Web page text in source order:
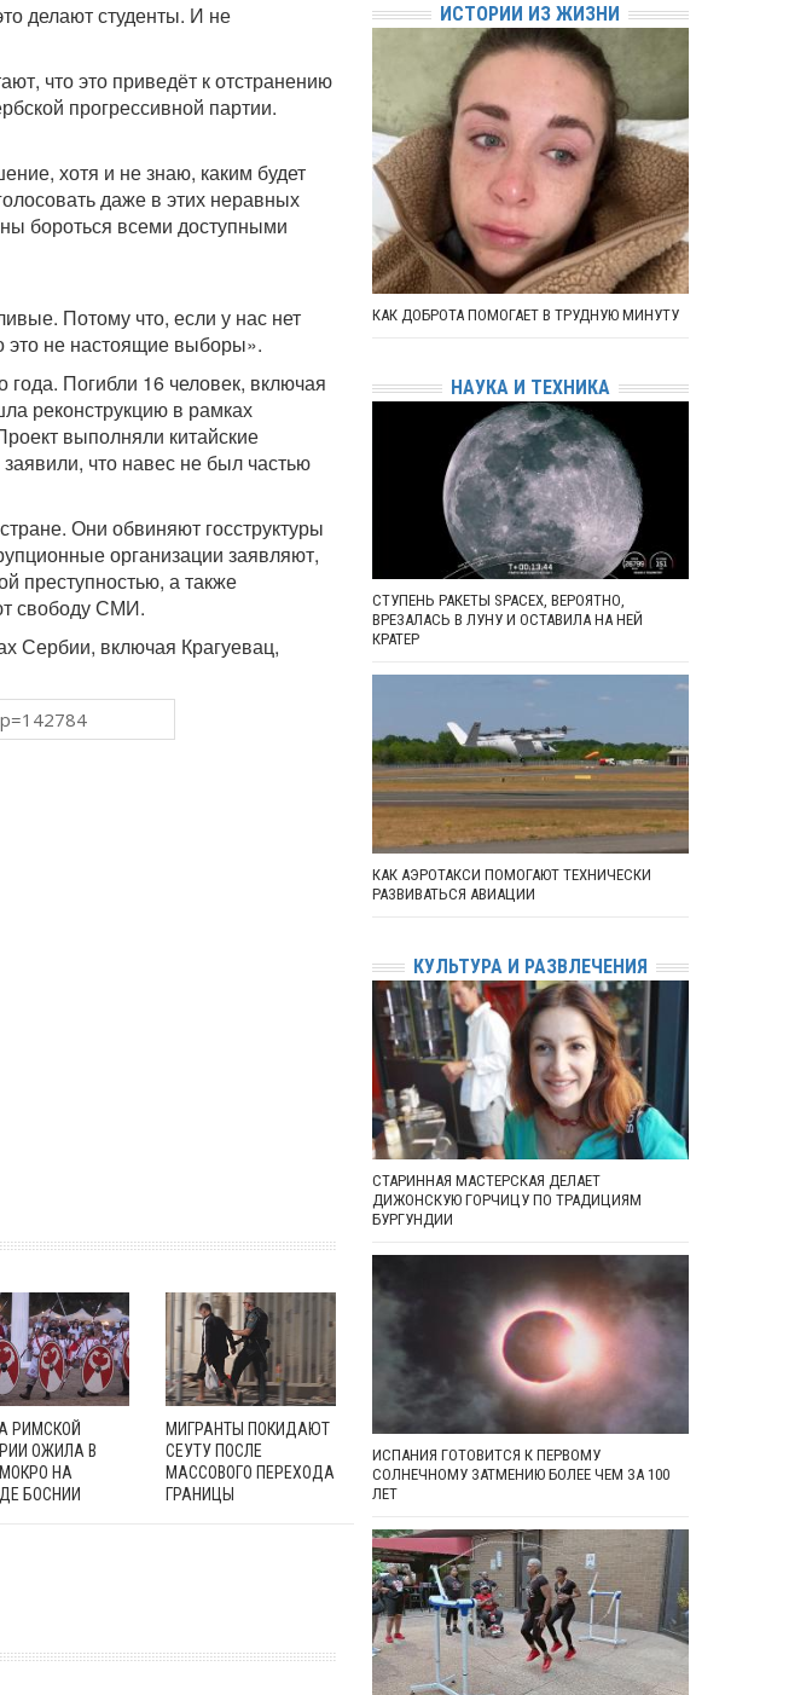
делают студенты. И не
что это приведёт к отстранению
прогрессивной партии.
хотя и не знаю, каким будет
даже в этих неравных
бороться всеми доступными
Потому что, если у нас нет
это не настоящие выборы».
Погибли 16 человек, включая
реконструкцию в рамках
выполняли китайские
что навес не был частью
Они обвиняют госструктуры
организации заявляют,
преступностью, а также
свободу СМИ.
Сербии, включая Крагуевац,
РИМСКОЙ
ОЖИЛА В
НА
БОСНИИ
МИГРАНТЫ ПОКИДАЮТ
СЕУТУ ПОСЛЕ
МАССОВОГО ПЕРЕХОДА
ГРАНИЦЫ
ИСТОРИИ ИЗ ЖИЗНИ
КАК ДОБРОТА ПОМОГАЕТ В ТРУДНУЮ МИНУТУ
НАУКА И ТЕХНИКА
СТУПЕНЬ РАКЕТЫ SPACEX, ВЕРОЯТНО,
ВРЕЗАЛАСЬ В ЛУНУ И ОСТАВИЛА НА НЕЙ
КРАТЕР
КАК АЭРОТАКСИ ПОМОГАЮТ ТЕХНИЧЕСКИ
РАЗВИВАТЬСЯ АВИАЦИИ
КУЛЬТУРА И РАЗВЛЕЧЕНИЯ
СТАРИННАЯ МАСТЕРСКАЯ ДЕЛАЕТ
ДИЖОНСКУЮ ГОРЧИЦУ ПО ТРАДИЦИЯМ
БУРГУНДИИ
ИСПАНИЯ ГОТОВИТСЯ К ПЕРВОМУ
СОЛНЕЧНОМУ ЗАТМЕНИЮ БОЛЕЕ ЧЕМ ЗА 100
ЛЕТ